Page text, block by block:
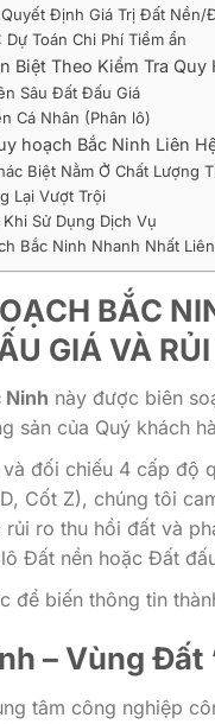
Định Giá Trị Đất Nền/
Toán Chi Phí Tiềm ẩn
Biệt Theo Kiểm Tra Quy
Sâu Đất Đấu Giá
Cá Nhân (Phân lô)
hoạch Bắc Ninh Liên
Biệt Nằm Ở Chất Lượng
Lại Vượt Trội
Sử Dụng Dịch Vụ
Bắc Ninh Nhanh Nhất
BẮC
GIÁ VÀ
Ninh này được biên
sản của Quý khách
đối chiếu 4 cấp
Cốt Z), chúng tôi
ro thu hồi đất và
Đất nền hoặc Đất
để biến thông tin
– Vùng
tâm công nghiệp